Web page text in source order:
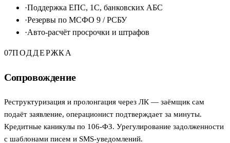
·Поддержка ЕПС, 1С, банковских АБС
·Резервы по МСФО 9 / РСБУ
·Авто-расчёт просрочки и штрафов
07ПОДДЕРЖКА
Сопровождение
Реструктуризация и пролонгация через ЛК — заёмщик сам
подаёт заявление, операционист подтверждает за минуты.
Кредитные каникулы по 106-ФЗ. Урегулирование задолженности
с шаблонами писем и SMS-уведомлений.